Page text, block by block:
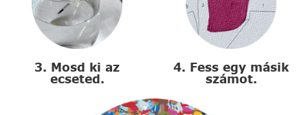
3. Mosd ki az
ecseted.
4. Fess egy másik
számot.